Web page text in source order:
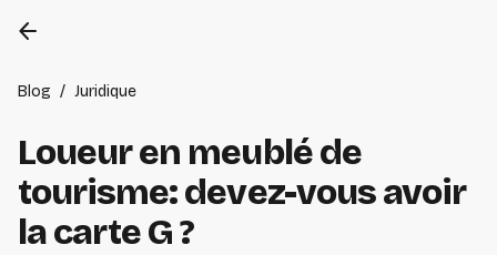
arrow_back
Blog / Juridique
Loueur en meublé de
tourisme: devez-vous avoir
la carte G ?